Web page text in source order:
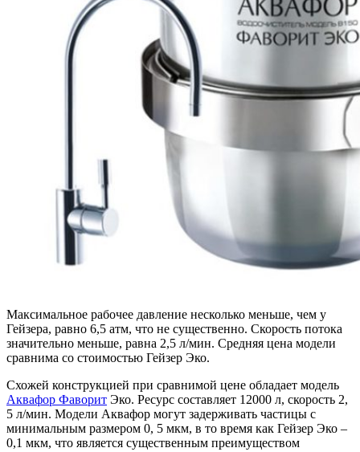
Максимальное рабочее давление несколько меньше, чем у
Гейзера, равно 6,5 атм, что не существенно. Скорость потока
значительно меньше, равна 2,5 л/мин. Средняя цена модели
сравнима со стоимостью Гейзер Эко.
Схожей конструкцией при сравнимой цене обладает модель
Аквафор Фаворит Эко. Ресурс составляет 12000 л, скорость 2,
5 л/мин. Модели Аквафор могут задерживать частицы с
минимальным размером 0, 5 мкм, в то время как Гейзер Эко –
0,1 мкм, что является существенным преимуществом